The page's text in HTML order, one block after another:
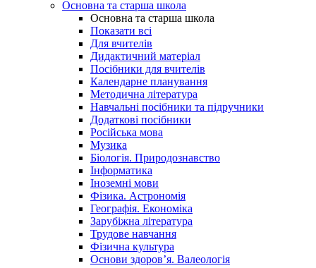
Основна та старша школа
Основна та старша школа
Показати всі
Для вчителів
Дидактичний матеріал
Посібники для вчителів
Календарне планування
Методична література
Навчальні посібники та підручники
Додаткові посібники
Російська мова
Музика
Біологія. Природознавство
Інформатика
Іноземні мови
Фізика. Астрономія
Географія. Економіка
Зарубіжна література
Трудове навчання
Фізична культура
Основи здоров’я. Валеологія